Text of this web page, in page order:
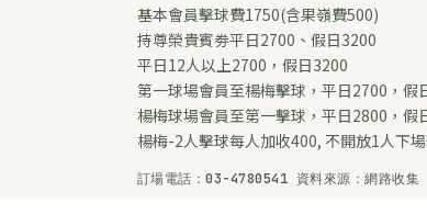
基本會員擊球費1750(含果嶺費500)
持尊榮貴賓劵平日2700、假日3200
平日12人以上2700，假日3200
第一球場會員至楊梅擊球，平日2700，假
楊梅球場會員至第一擊球，平日2800，假
楊梅-2人擊球每人加收400, 不開放1人下
訂場電話：03-4780541 資料來源：網路收集